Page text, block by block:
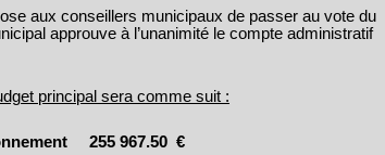
aux conseillers municipaux de passer au vote du
approuve à l’unanimité le compte administratif
principal sera comme suit :
255 967.50 €